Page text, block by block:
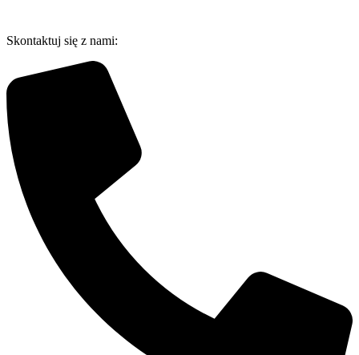
treści
Skontaktuj się z nami: